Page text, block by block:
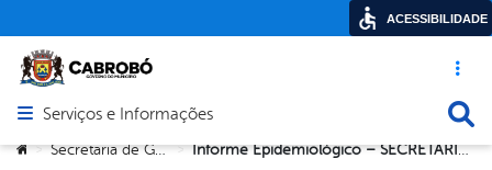
Acesso
Abrir menu principal de navegação
Serviços e Informações
Você está aqui:
> Secretaria de Governo > Informe Epidemiológico – SECRETARIA DE SAÚDE DE CABROBÓ – 24/08/2020
ACESSIBILIDADE